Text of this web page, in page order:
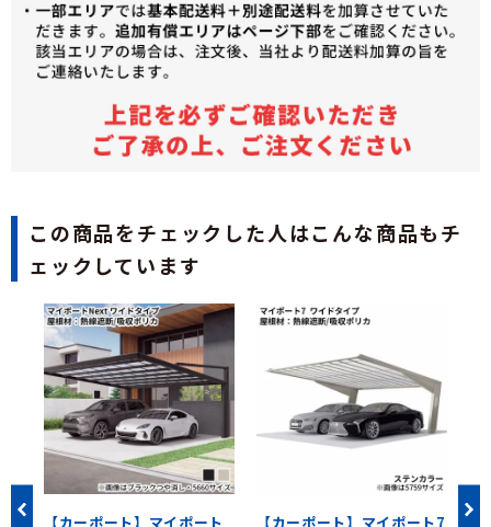
この商品をチェックした人はこんな商品もチ
ェックしています
【カーポート】マイポート
【カーポート】マイポート7